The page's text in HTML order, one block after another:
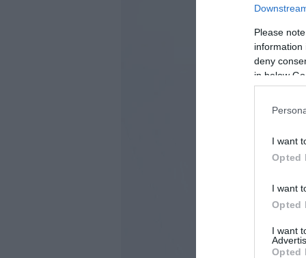
Please
information
deny
in below
I want
Opted
I want
Opted
I want
Opted